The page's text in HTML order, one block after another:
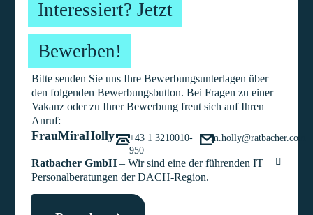
Interessiert? Jetzt
Bewerben!
Bitte senden Sie uns Ihre Bewerbungsunterlagen über
den folgenden Bewerbungsbutton. Bei Fragen zu einer
Vakanz oder zu Ihrer Bewerbung freut sich auf Ihren
Anruf:
FrauMiraHolly
+43 1 3210010-
950
m.holly@ratbacher.com
Ratbacher GmbH– Wir sind eine der führenden IT
Personalberatungen der DACH-Region.